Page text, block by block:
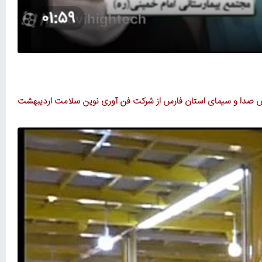
صدا و سیمای استان فارس از شرکت فن آوری نوین سلامت اردیبهشت